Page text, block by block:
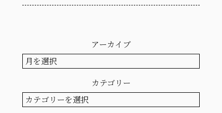
アーカイブ
ア
ー
ブ
カテゴリー
カ
テ